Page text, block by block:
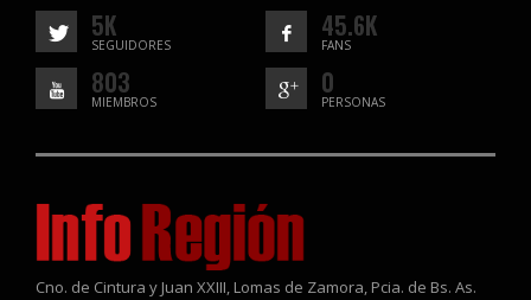
5K
SEGUIDORES
45.6K
FANS
803
MIEMBROS
0
PERSONAS
Cno. de Cintura y Juan XXIII, Lomas de Zamora, Pcia. de Bs. As.